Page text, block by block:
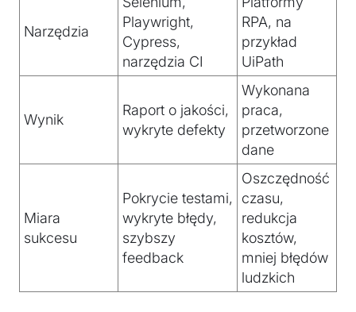
Narzędzia
Playwright,
Cypress,
narzędzia CI
RPA, na
przykład
UiPath
Wynik
Raport o jakości,
wykryte defekty
Wykonana
praca,
przetworzone
dane
Miara
sukcesu
Pokrycie testami,
wykryte błędy,
szybszy
feedback
Oszczędność
czasu,
redukcja
kosztów,
mniej błędów
ludzkich